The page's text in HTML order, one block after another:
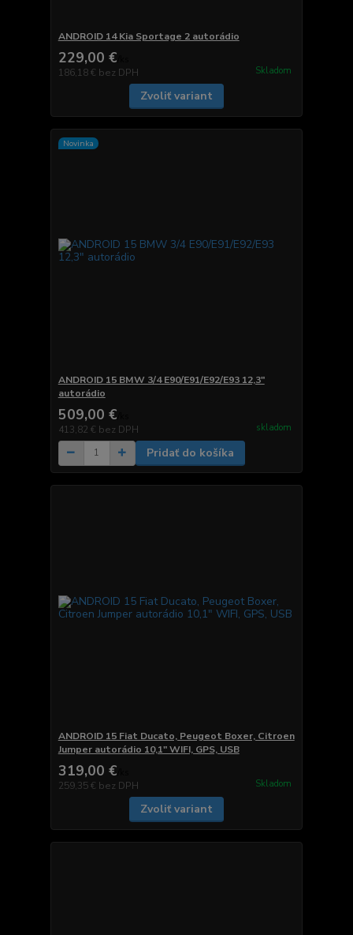
ANDROID 14 Kia Sportage 2 autorádio
229,00 €
186,18 € bez DPH Skladom
Zvoliť variant
Novinka
ANDROID 15 BMW 3/4 E90/E91/E92/E93 12,3"
autorádio
509,00 €
413,82 € bez DPH skladom
Pridať do košíka
ANDROID 15 Fiat Ducato, Peugeot Boxer, Citroen
Jumper autorádio 10,1" WIFI, GPS, USB
319,00 €
259,35 € bez DPH Skladom
Zvoliť variant